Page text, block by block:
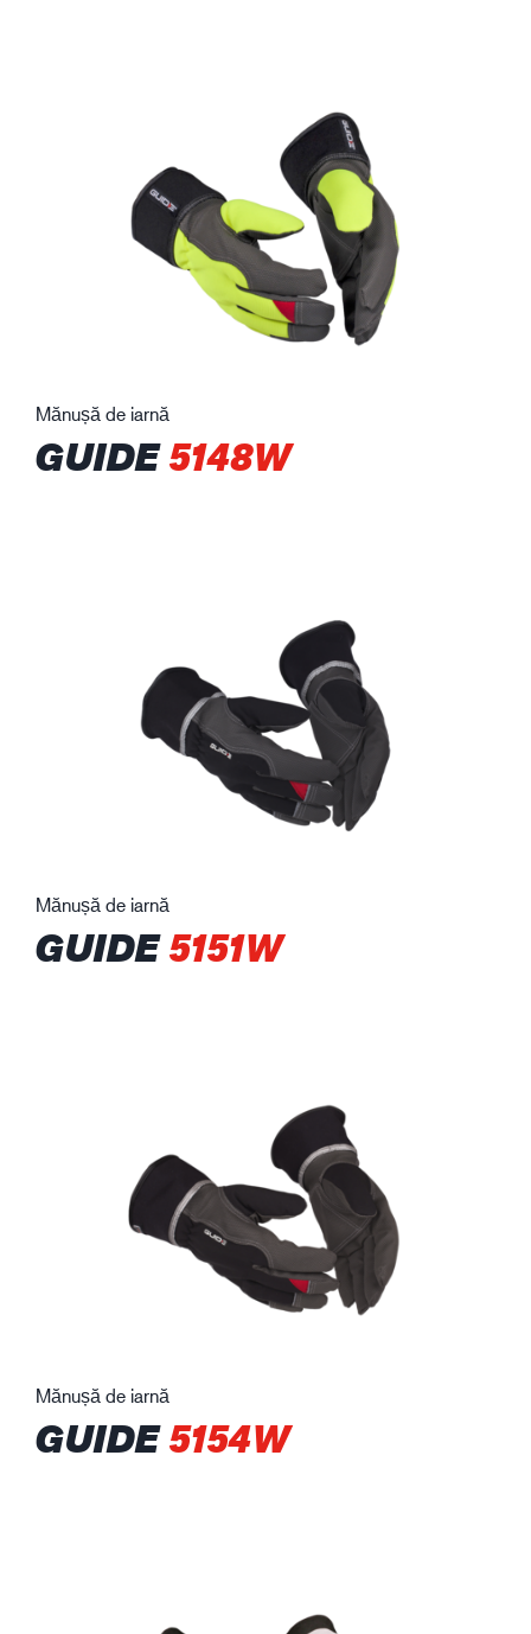
Mănușă de iarnă
GUIDE5148W
Mănușă de iarnă
GUIDE5151W
Mănușă de iarnă
GUIDE5154W